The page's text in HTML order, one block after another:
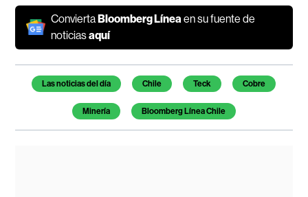
ConviertaBloomberg Línea en su fuente de
noticiasaquí
Temas de este artículo
Las noticias del día Chile Teck Cobre
Minería Bloomberg Línea Chile